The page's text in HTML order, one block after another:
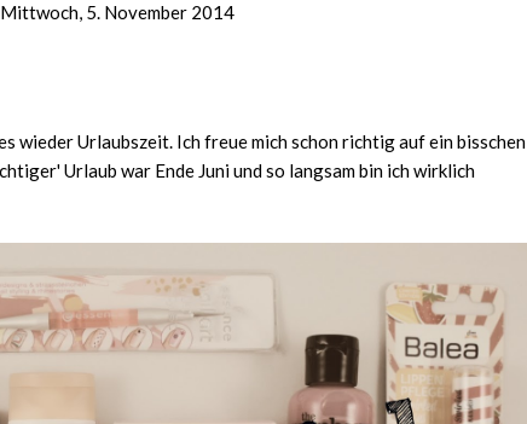
Mittwoch, 5. November 2014
wieder Urlaubszeit. Ich freue mich schon richtig auf ein bisschen
Urlaub war Ende Juni und so langsam bin ich wirklich